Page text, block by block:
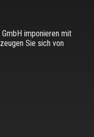
imponieren mit
Sie sich von